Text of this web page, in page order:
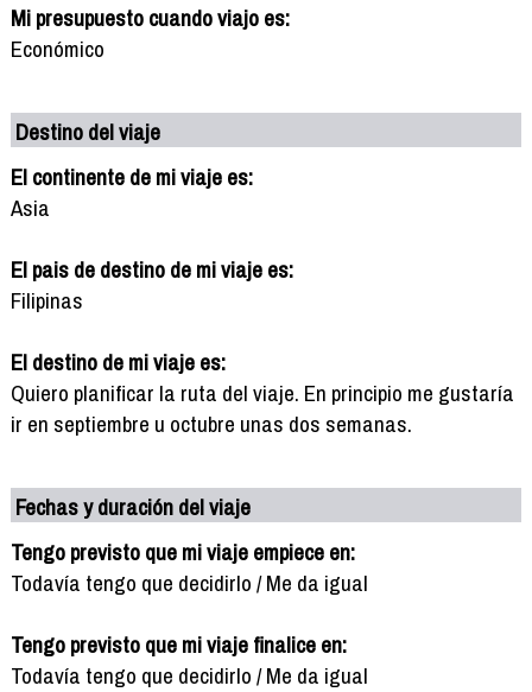
Mi presupuesto cuando viajo es:
Económico
Destino del viaje
El continente de mi viaje es:
Asia
El pais de destino de mi viaje es:
Filipinas
El destino de mi viaje es:
Quiero planificar la ruta del viaje. En principio me gustaría
ir en septiembre u octubre unas dos semanas.
Fechas y duración del viaje
Tengo previsto que mi viaje empiece en:
Todavía tengo que decidirlo / Me da igual
Tengo previsto que mi viaje finalice en:
Todavía tengo que decidirlo / Me da igual